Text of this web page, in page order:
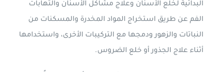
البدائية لخلع الأسنان وعلاج مشاكل الأسنان والتهابات
الفم عن طريق استخراج المواد المخدرة والمسكنات من
النباتات والزهور ودمجها مع التركيبات الأخرى، واستخدامها
أثناء علاج الجذور أو خلع الضروس.